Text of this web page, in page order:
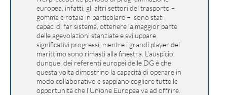
europea, infatti, gli altri settori del trasporto –
gomma e rotaia in particolare – sono stati
capaci di far sistema, ottenere la maggior parte
delle agevolazioni stanziate e sviluppare
significativi progressi, mentre i grandi player del
marittimo sono rimasti alla finestra. L’auspicio,
dunque, dei referenti europei delle DG è che
questa volta dimostrino la capacità di operare in
modo collaborativo e sappiano cogliere tutte le
opportunità che l’Unione Europea va ad offrire.